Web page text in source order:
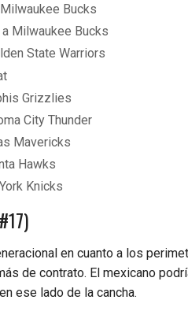
Bucks
Milwaukee Bucks
State Warriors
Grizzlies
City Thunder
Mavericks
Hawks
Knicks
en cuanto a los
de contrato. El mexicano
en ese lado de la cancha.